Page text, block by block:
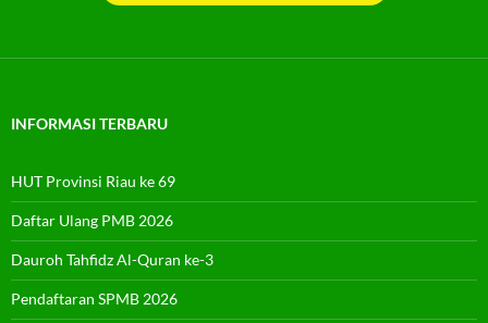
INFORMASI TERBARU
HUT Provinsi Riau ke 69
Daftar Ulang PMB 2026
Dauroh Tahfidz Al-Quran ke-3
Pendaftaran SPMB 2026